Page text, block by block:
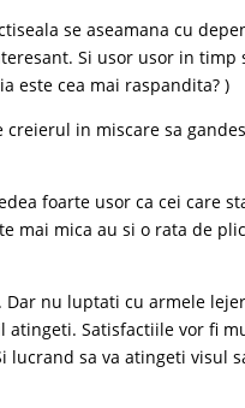
se aseamana cu
Si usor usor in timp
este cea mai raspandita? )
in miscare sa
foarte usor ca cei care
mai mica au si o rata de
nu luptati cu armele
atingeti. Satisfactiile vor fi
lucrand sa va atingeti visul